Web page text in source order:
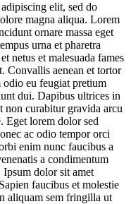
elit, sed do
magna aliqua. Lorem
ornare massa eget
urna et pharetra
netus et malesuada fames
Convallis aenean et tortor
odio eu feugiat pretium
dui. Dapibus ultrices in
non curabitur gravida arcu
Eget lorem dolor sed
ac odio tempor orci
enim nunc faucibus a
a condimentum
Ipsum dolor sit amet
faucibus et molestie
aliquam sem fringilla ut